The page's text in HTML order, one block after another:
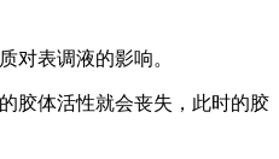
对表调液的影响。
胶体活性就会丧失，此时的胶